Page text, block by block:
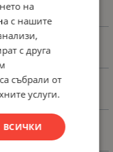
на
с нашите
с друга
събрали от
услуги.
ВСИЧКИ